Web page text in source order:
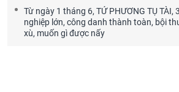
Từ ngày 1 tháng 6, TỨ PHƯƠNG TỤ TÀI,
nghiệp lớn, công danh thành toàn, bội
xù, muốn gì được nấy